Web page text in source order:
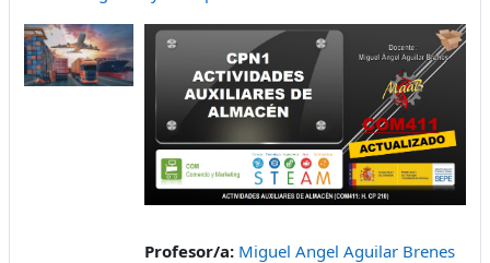
Profesor/a: Miguel Angel Aguilar Brenes